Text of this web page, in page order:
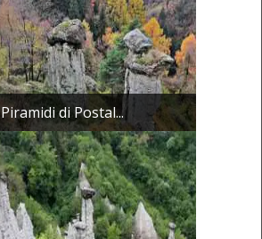
Piramidi di Postal...